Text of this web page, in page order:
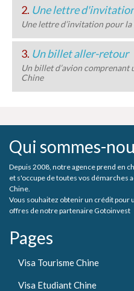
2. Une lettre
Une lettre d’invitation pour la
3. Un billet aller-retour
Un billet d’avion
Chine
Qui sommes-
Depuis 2008, notre agence prend en
et s'occupe de toutes vos démarches
Chine.
Vous souhaitez obtenir un crédit pour
offres de notre partenaire Gotoinvest
Pages
Visa Tourisme Chine
Visa Etudiant Chine